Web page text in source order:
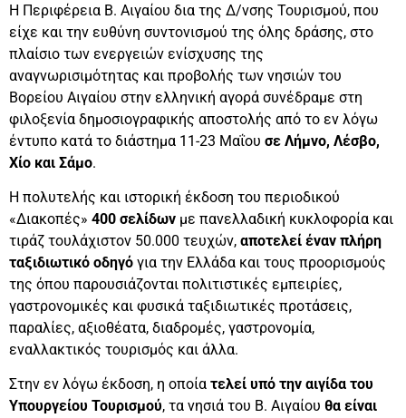
Η Περιφέρεια Β. Αιγαίου δια της Δ/νσης Τουρισμού, που
είχε και την ευθύνη συντονισμού της όλης δράσης, στο
πλαίσιο των ενεργειών ενίσχυσης της
αναγνωρισιμότητας και προβολής των νησιών του
Βορείου Αιγαίου στην ελληνική αγορά συνέδραμε στη
φιλοξενία δημοσιογραφικής αποστολής από το εν λόγω
έντυπο κατά το διάστημα 11-23 Μαΐου σε Λήμνο, Λέσβο,
Χίο και Σάμο.
Η πολυτελής και ιστορική έκδοση του περιοδικού
«Διακοπές» 400 σελίδων με πανελλαδική κυκλοφορία και
τιράζ τουλάχιστον 50.000 τευχών, αποτελεί έναν πλήρη
ταξιδιωτικό οδηγό για την Ελλάδα και τους προορισμούς
της όπου παρουσιάζονται πολιτιστικές εμπειρίες,
γαστρονομικές και φυσικά ταξιδιωτικές προτάσεις,
παραλίες, αξιοθέατα, διαδρομές, γαστρονομία,
εναλλακτικός τουρισμός και άλλα.
Στην εν λόγω έκδοση, η οποία τελεί υπό την αιγίδα του
Υπουργείου Τουρισμού, τα νησιά του Β. Αιγαίου θα είναι